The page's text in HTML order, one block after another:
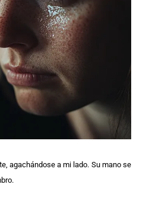
agachándose a mi lado. Su mano se